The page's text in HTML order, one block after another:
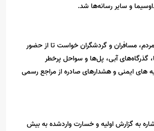
و سایر رسانه‌ها شد.
مردم، مسافران و گردشگران خواست تا از حضور
گذرگاه‌های آبی، پل‌ها و سواحل پرخطر
های ایمنی و هشدارهای صادره از مراجع رسمی
به گزارش اولیه و خسارت واردشده به بیش